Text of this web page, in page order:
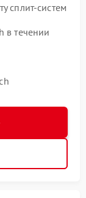
сплит-систем
в течении